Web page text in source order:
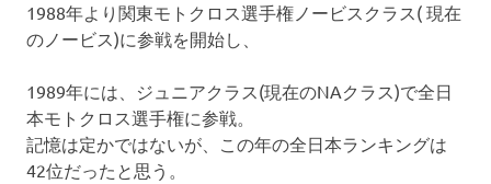
1988年より関東モトクロス選手権ノービスクラス( 現在
のノービス)に参戦を開始し、
1989年には、ジュニアクラス(現在のNAクラス)で全日
本モトクロス選手権に参戦。
記憶は定かではないが、この年の全日本ランキングは
42位だったと思う。